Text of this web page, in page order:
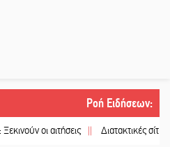
Ροή Ειδήσεων:
οι αιτήσεις || Διατακτικές σίτισης: